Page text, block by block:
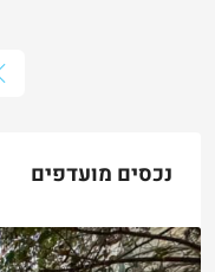
נכסים מועדפים